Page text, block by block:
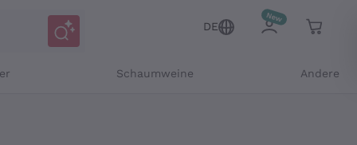
DE
Schaumweine Andere